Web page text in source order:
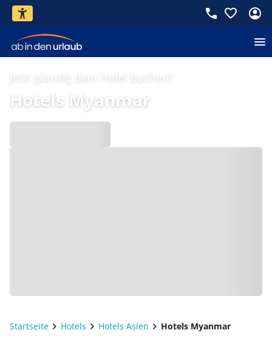
Jetzt günstig dein Hotel buchen!
Hotels Myanmar
Startseite Hotels Hotels Asien Hotels Myanmar